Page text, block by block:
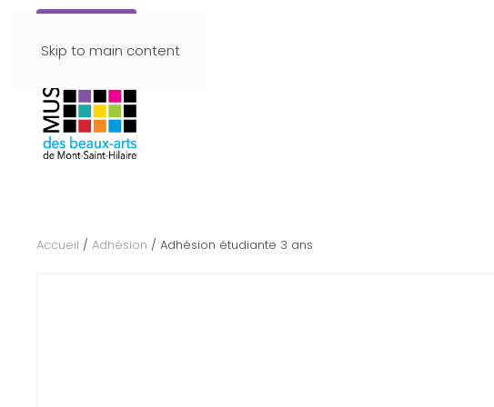
Skip to main content
Accueil / Adhésion / Adhésion étudiante 3 ans